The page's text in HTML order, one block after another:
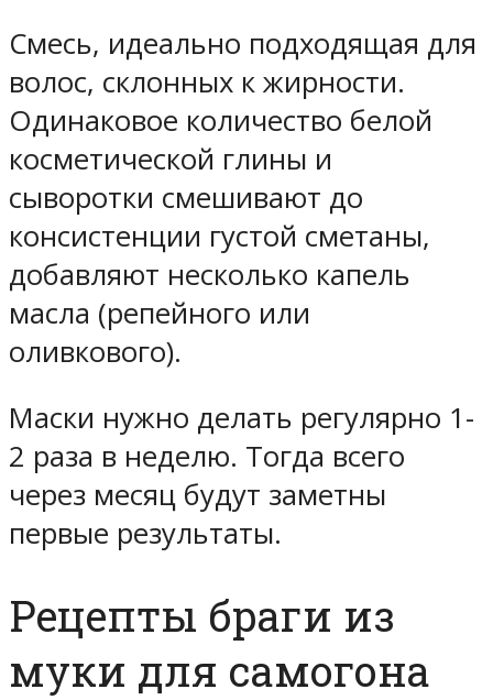
Смесь, идеально подходящая для
волос, склонных к жирности.
Одинаковое количество белой
косметической глины и
сыворотки смешивают до
консистенции густой сметаны,
добавляют несколько капель
масла (репейного или
оливкового).
Маски нужно делать регулярно 1-
2 раза в неделю. Тогда всего
через месяц будут заметны
первые результаты.
Рецепты браги из
муки для самогона